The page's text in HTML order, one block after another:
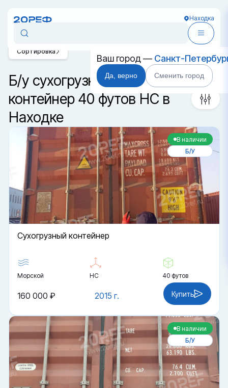
Находка
Ваш город — Санкт-
Да, верно Сменить город
Б/у сухогрузный морской
контейнер 40 футов HC в
Находке
Сортировка
В наличии
Б/У
Cухогрузный контейнер
Морской HC 40 футов
2015 г.
160 000 ₽ Купить
В наличии
Б/У